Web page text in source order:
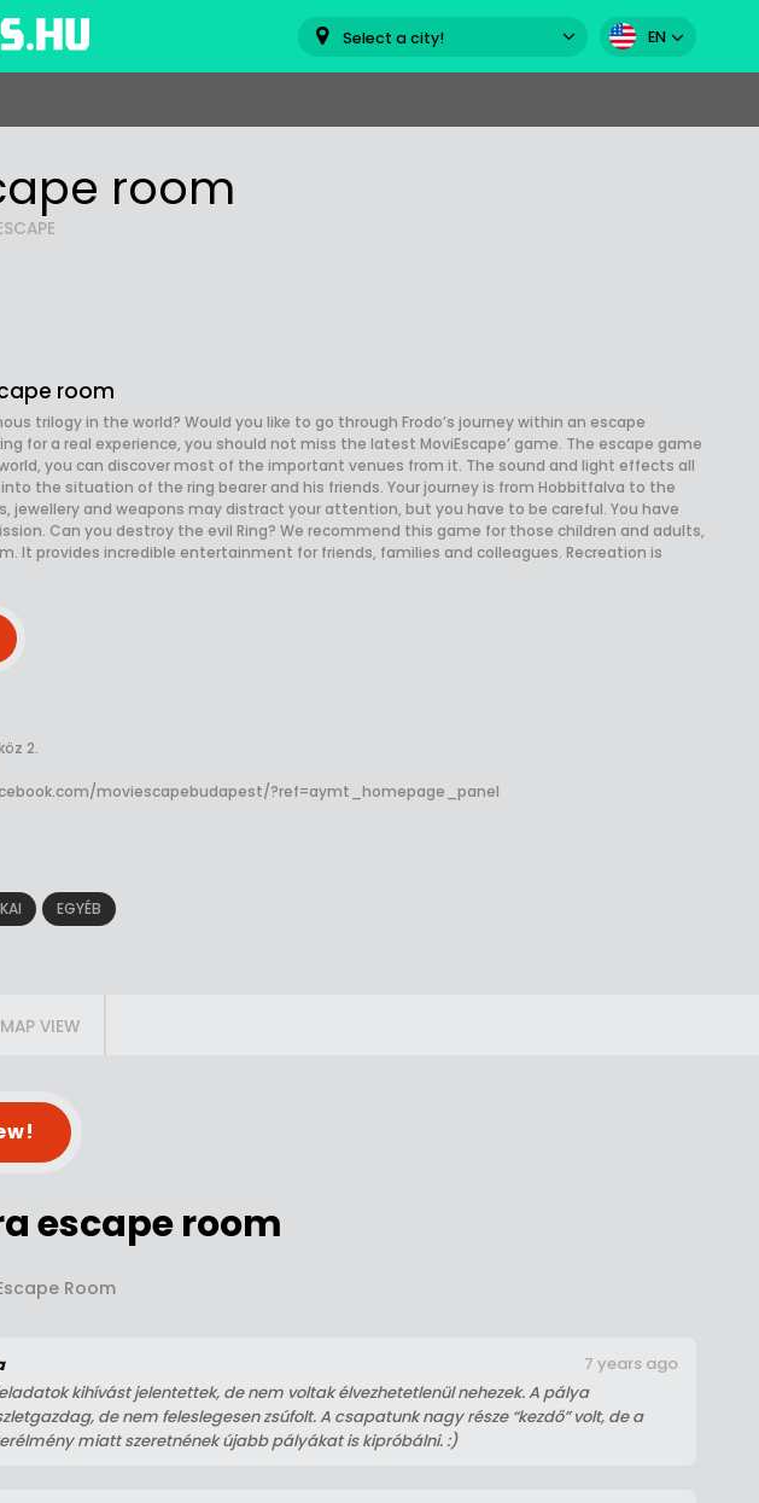
Select a city! EN
room
room
trilogy in the world? Would you like to go through Frodo’s journey within an escape
for a real experience, you should not miss the latest MoviEscape’ game. The escape game
you can discover most of the important venues from it. The sound and light effects all
the situation of the ring bearer and his friends. Your journey is from Hobbitfalva to the
jewellery and weapons may distract your attention, but you have to be careful. You have
Can you destroy the evil Ring? We recommend this game for those children and adults,
It provides incredible entertainment for friends, families and colleagues. Recreation is
2.
moviescapebudapest/?ref=aymt_homepage_panel
EGYÉB
MAP VIEW
escape room
Room
kihívást jelentettek, de nem voltak élvezhetetlenül nehezek. A pálya
de nem feleslegesen zsúfolt. A csapatunk nagy része “kezdő” volt, de a
miatt szeretnének újabb pályákat is kipróbálni. :)
7 years ago